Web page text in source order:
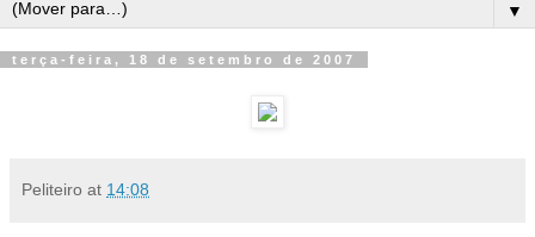
▼
terça-feira, 18 de setembro de 2007
Peliteiro at 14:08